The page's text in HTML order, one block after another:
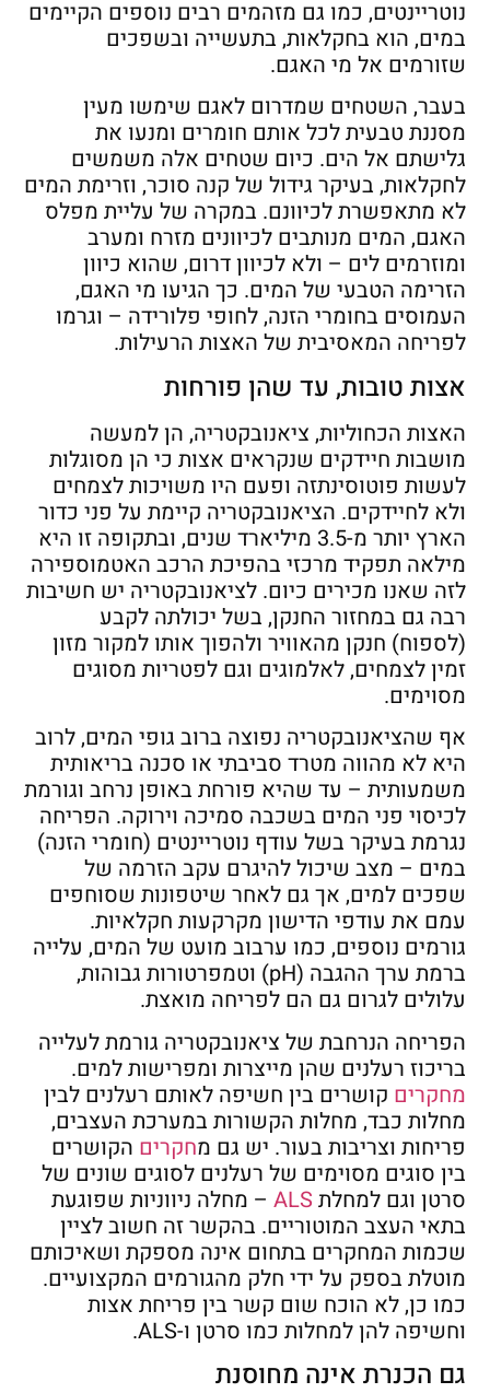
נוטריינטים, כמו גם מזהמים רבים נוספים הקיימים
במים, הוא בחקלאות, בתעשייה ובשפכים
שזורמים אל מי האגם.
בעבר, השטחים שמדרום לאגם שימשו מעין
מסננת טבעית לכל אותם חומרים ומנעו את
גלישתם אל הים. כיום שטחים אלה משמשים
לחקלאות, בעיקר גידול של קנה סוכר, וזרימת המים
לא מתאפשרת לכיוונם. במקרה של עליית מפלס
האגם, המים מנותבים לכיוונים מזרח ומערב
ומוזרמים לים – ולא לכיוון דרום, שהוא כיוון
הזרימה הטבעי של המים. כך הגיעו מי האגם,
העמוסים בחומרי הזנה, לחופי פלורידה – וגרמו
לפריחה המאסיבית של האצות הרעילות.
אצות טובות, עד שהן פורחות
האצות הכחוליות, ציאנובקטריה, הן למעשה
מושבות חיידקים שנקראים אצות כי הן מסוגלות
לעשות פוטוסינתזה ופעם היו משויכות לצמחים
ולא לחיידקים. הציאנובקטריה קיימת על פני כדור
הארץ יותר מ-3.5 מיליארד שנים, ובתקופה זו היא
מילאה תפקיד מרכזי בהפיכת הרכב האטמוספירה
לזה שאנו מכירים כיום. לציאנובקטריה יש חשיבות
רבה גם במחזור החנקן, בשל יכולתה לקבע
(לספוח) חנקן מהאוויר ולהפוך אותו למקור מזון
זמין לצמחים, לאלמוגים וגם לפטריות מסוגים
מסוימים.
אף שהציאנובקטריה נפוצה ברוב גופי המים, לרוב
היא לא מהווה מטרד סביבתי או סכנה בריאותית
משמעותית – עד שהיא פורחת באופן נרחב וגורמת
לכיסוי פני המים בשכבה סמיכה וירוקה. הפריחה
נגרמת בעיקר בשל עודף נוטריינטים (חומרי הזנה)
במים – מצב שיכול להיגרם עקב הזרמה של
שפכים למים, אך גם לאחר שיטפונות שסוחפים
עמם את עודפי הדישון מקרקעות חקלאיות.
גורמים נוספים, כמו ערבוב מועט של המים, עלייה
ברמת ערך ההגבה (pH) וטמפרטורות גבוהות,
עלולים לגרום גם הם לפריחה מואצת.
הפריחה הנרחבת של ציאנובקטריה גורמת לעלייה
בריכוז רעלנים שהן מייצרות ומפרישות למים.
מחקרים קושרים בין חשיפה לאותם רעלנים לבין
מחלות כבד, מחלות הקשורות במערכת העצבים,
פריחות וצריבות בעור. יש גם מחקרים הקושרים
בין סוגים מסוימים של רעלנים לסוגים שונים של
סרטן וגם למחלת ALS– מחלה ניווניות שפוגעת
בתאי העצב המוטוריים. בהקשר זה חשוב לציין
שכמות המחקרים בתחום אינה מספקת ושאיכותם
מוטלת בספק על ידי חלק מהגורמים המקצועיים.
כמו כן, לא הוכח שום קשר בין פריחת אצות
וחשיפה להן למחלות כמו סרטן ו-ALS.
גם הכנרת אינה מחוסנת